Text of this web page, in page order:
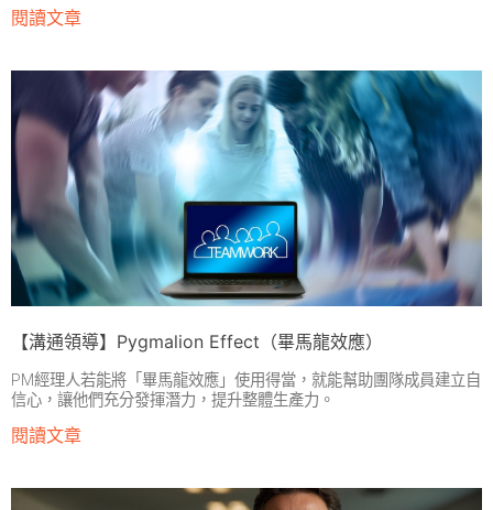
閱讀文章
【溝通領導】Pygmalion Effect（畢馬龍效應）
PM經理人若能將「畢馬龍效應」使用得當，就能幫助團隊成員建立自
信心，讓他們充分發揮潛力，提升整體生產力。
閱讀文章